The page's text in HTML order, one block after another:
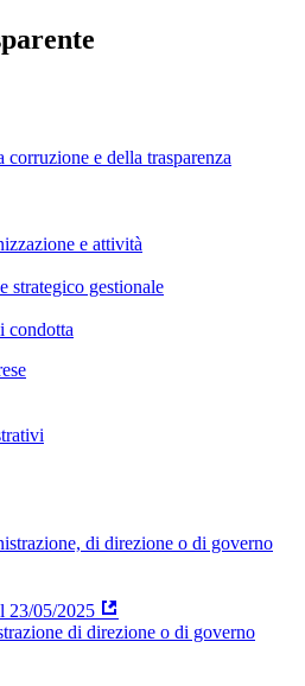
e della trasparenza
e attività
strategico gestionale
condotta
di direzione o di governo
23/05/2025
di direzione o di governo